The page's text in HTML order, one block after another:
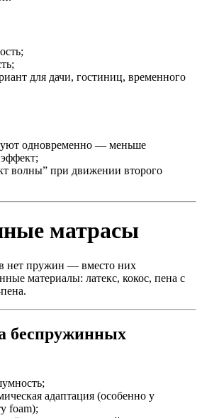
для дачи, гостиниц, временного
одновременно — меньше
волны” при движении второго
матрасы
нет пружин — вместо них
материалы: латекс, кокос, пена с
беспружинных
адаптация (особенно у
foam);